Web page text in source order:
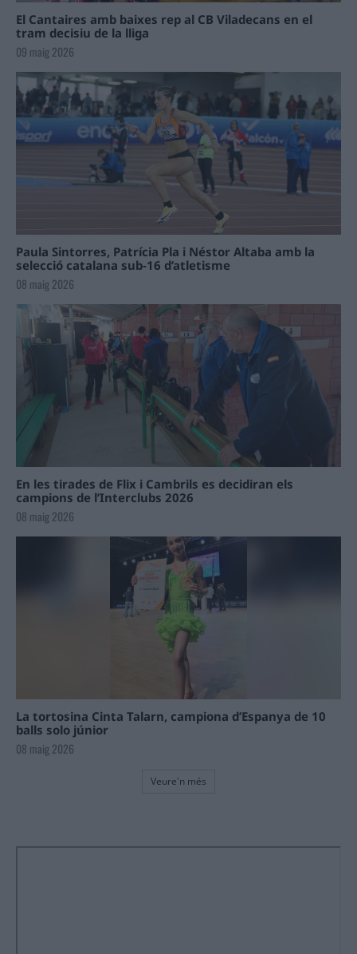
El Cantaires amb baixes rep al CB Viladecans en el
tram decisiu de la lliga
09 maig 2026
Paula Sintorres, Patrícia Pla i Néstor Altaba amb la
selecció catalana sub-16 d’atletisme
08 maig 2026
En les tirades de Flix i Cambrils es decidiran els
campions de l’Interclubs 2026
08 maig 2026
La tortosina Cinta Talarn, campiona d’Espanya de 10
balls solo júnior
08 maig 2026
Veure'n més